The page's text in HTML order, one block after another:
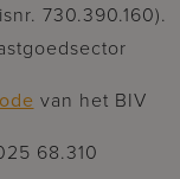
730.390.160).
van het BIV
68.310